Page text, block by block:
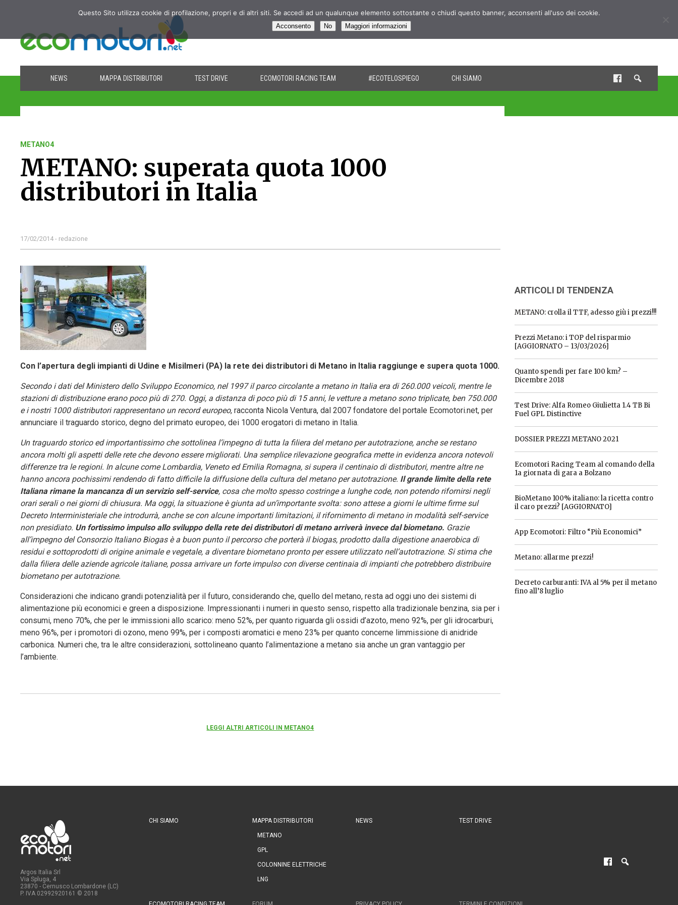
NEWS MAPPA DISTRIBUTORI TEST DRIVE ECOMOTORI RACING TEAM #ECOTELOSPIEGO CHI SIAMO
METANO4
METANO: superata quota 1000
distributori in Italia
17/02/2014 - redazione
Con l’apertura degli impianti di Udine e Misilmeri (PA) la rete dei distributori di Metano in Italia raggiunge e supera quota 1000.
Secondo i dati del Ministero dello Sviluppo Economico, nel 1997 il parco circolante a metano in Italia era di 260.000 veicoli, mentre le
stazioni di distribuzione erano poco più di 270. Oggi, a distanza di poco più di 15 anni, le vetture a metano sono triplicate, ben 750.000
e i nostri 1000 distributori rappresentano un record europeo, racconta Nicola Ventura, dal 2007 fondatore del portale Ecomotori.net, per
annunciare il traguardo storico, degno del primato europeo, dei 1000 erogatori di metano in Italia.
Un traguardo storico ed importantissimo che sottolinea l’impegno di tutta la filiera del metano per autotrazione, anche se restano
ancora molti gli aspetti delle rete che devono essere migliorati. Una semplice rilevazione geografica mette in evidenza ancora notevoli
differenze tra le regioni. In alcune come Lombardia, Veneto ed Emilia Romagna, si supera il centinaio di distributori, mentre altre ne
hanno ancora pochissimi rendendo di fatto difficile la diffusione della cultura del metano per autotrazione. Il grande limite della rete
Italiana rimane la mancanza di un servizio self-service, cosa che molto spesso costringe a lunghe code, non potendo rifornirsi negli
orari serali o nei giorni di chiusura. Ma oggi, la situazione è giunta ad un’importante svolta: sono attese a giorni le ultime firme sul
Decreto Interministeriale che introdurrà, anche se con alcune importanti limitazioni, il rifornimento di metano in modalità self-service
non presidiato. Un fortissimo impulso allo sviluppo della rete dei distributori di metano arriverà invece dal biometano. Grazie
all’impegno del Consorzio Italiano Biogas è a buon punto il percorso che porterà il biogas, prodotto dalla digestione anaerobica di
residui e sottoprodotti di origine animale e vegetale, a diventare biometano pronto per essere utilizzato nell’autotrazione. Si stima che
dalla filiera delle aziende agricole italiane, possa arrivare un forte impulso con diverse centinaia di impianti che potrebbero distribuire
biometano per autotrazione.
Considerazioni che indicano grandi potenzialità per il futuro, considerando che, quello del metano, resta ad oggi uno dei sistemi di
alimentazione più economici e green a disposizione. Impressionanti i numeri in questo senso, rispetto alla tradizionale benzina, sia per i
consumi, meno 70%, che per le immissioni allo scarico: meno 52%, per quanto riguarda gli ossidi d’azoto, meno 92%, per gli idrocarburi,
meno 96%, per i promotori di ozono, meno 99%, per i composti aromatici e meno 23% per quanto concerne limmissione di anidride
carbonica. Numeri che, tra le altre considerazioni, sottolineano quanto l’alimentazione a metano sia anche un gran vantaggio per
l’ambiente.
LEGGI ALTRI ARTICOLI IN METANO4
ARTICOLI DI TENDENZA
METANO: crolla il TTF, adesso giù i prezzi!!!
Prezzi Metano: i TOP del risparmio
[AGGIORNATO – 13/03/2026]
Quanto spendi per fare 100 km? –
Dicembre 2018
Test Drive: Alfa Romeo Giulietta 1.4 TB Bi
Fuel GPL Distinctive
DOSSIER PREZZI METANO 2021
Ecomotori Racing Team al comando della
1a giornata di gara a Bolzano
BioMetano 100% italiano: la ricetta contro
il caro prezzi? [AGGIORNATO]
App Ecomotori: Filtro “Più Economici”
Metano: allarme prezzi!
Decreto carburanti: IVA al 5% per il metano
fino all’8 luglio
Argos Italia Srl
Via Spluga, 4
23870 - Cernusco Lombardone (LC)
P. IVA 02992920161 © 2018
CHI SIAMO MAPPA DISTRIBUTORI
METANO
GPL
COLONNINE ELETTRICHE
LNG
NEWS TEST DRIVE
Questo Sito utilizza cookie di profilazione, propri e di altri siti. Se accedi ad un qualunque elemento sottostante o chiudi questo banner, acconsenti all'uso dei cookie.
Acconsento No Maggiori informazioni